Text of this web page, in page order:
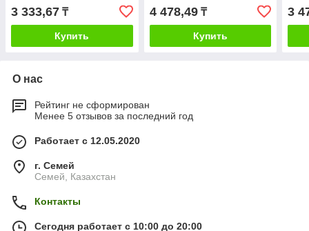
3 333,67 ₸
Купить
4 478,49₸
Купить
3
О нас
Рейтинг не сформирован
Менее 5 отзывов за последний год
Работает с 12.05.2020
г. Семей
Семей, Казахстан
Контакты
Сегодня работает с 10:00 до 20:00